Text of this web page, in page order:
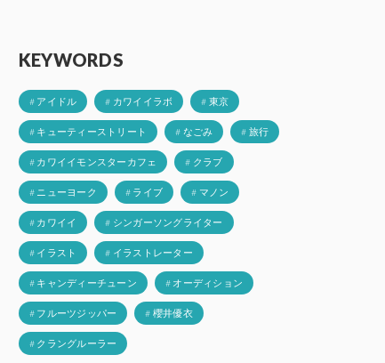
KEYWORDS
# アイドル # カワイイラボ # 東京
# キューティーストリート # なごみ # 旅行
# カワイイモンスターカフェ # クラブ
# ニューヨーク # ライブ # マノン
# カワイイ # シンガーソングライター
# イラスト # イラストレーター
# キャンディーチューン # オーディション
# フルーツジッパー # 櫻井優衣
# クラングルーラー